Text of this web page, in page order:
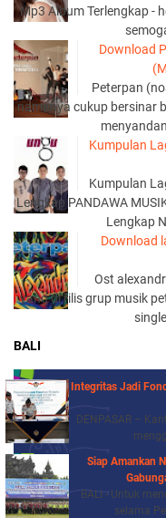
Mp3 Album Terlengkap -
Download
Peterpan
namanya cukup bersinar
Kumpulan
Kumpulan
Lengkap PANDAWA
Lengkap
Download
Ost
yang di rilis grup musik
BALI
Integritas Jadi
DENPASAR –
Siap Amankan
BALI - Untuk
selama